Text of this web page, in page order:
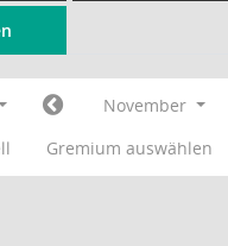
November
Gremium auswählen